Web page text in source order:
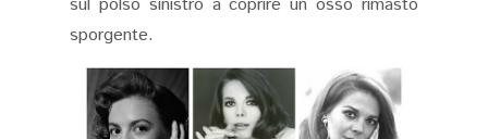
sul polso sinistro a coprire un osso rimasto
sporgente.